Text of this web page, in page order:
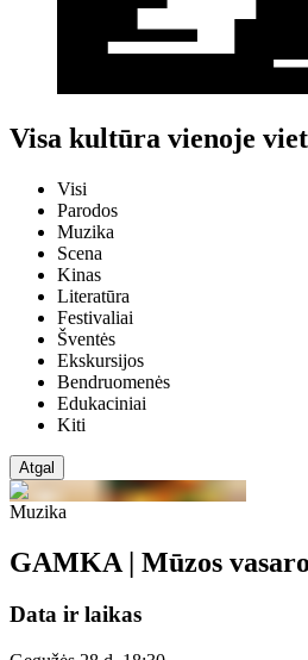
Visa kultūra vienoje
Visi
Parodos
Muzika
Scena
Kinas
Literatūra
Festivaliai
Šventės
Ekskursijos
Bendruomenės
Edukaciniai
Kiti
Atgal
Muzika
GAMKA | Mūzos
Data ir laikas